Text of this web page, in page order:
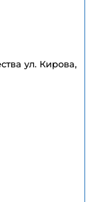
ул. Кирова,